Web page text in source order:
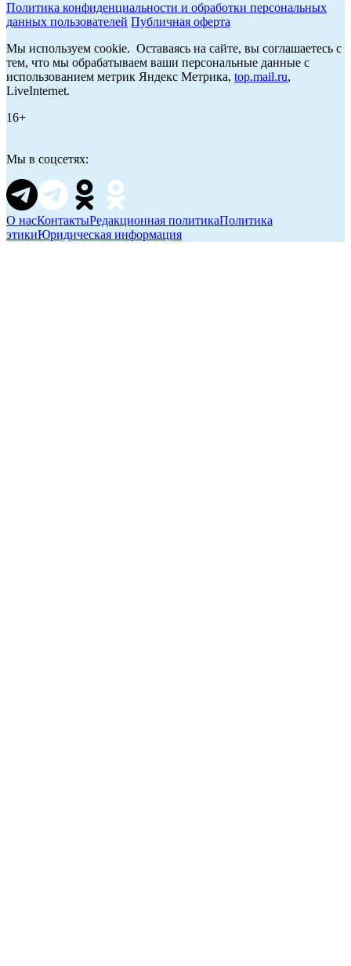
Политика конфиденциальности и обработки персональных
данных пользователей Публичная оферта
Мы используем cookie. Оставаясь на сайте, вы соглашаетесь с
тем, что мы обрабатываем ваши персональные данные с
использованием метрик Яндекс Метрика, top.mail.ru,
LiveInternet.
16+
Мы в соцсетях:
О насКонтактыРедакционная политикаПолитика
этикиЮридическая информация